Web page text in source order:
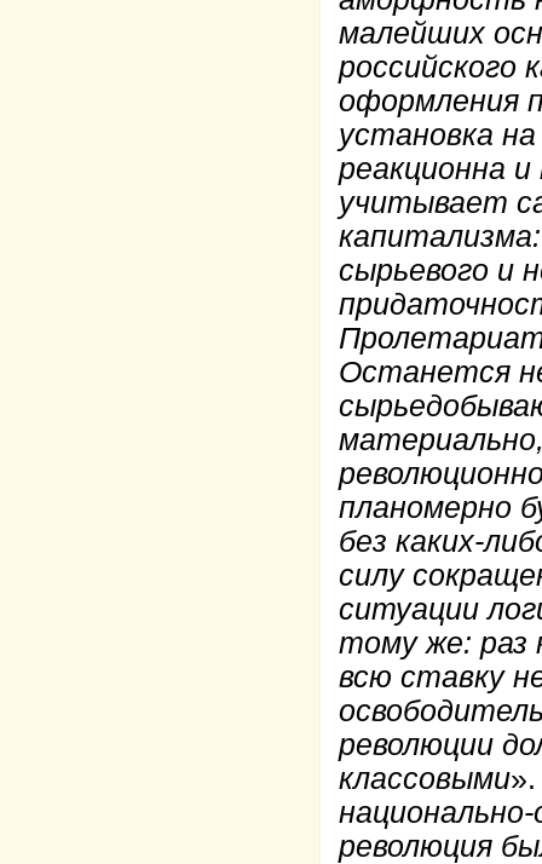
малейших
российского
оформления
установка
реакционна
учитывает
сырьевого и
Останется
планомерно
без каких-
силу
ситуации
тому же: раз
всю ставку
революции
классовыми
революция